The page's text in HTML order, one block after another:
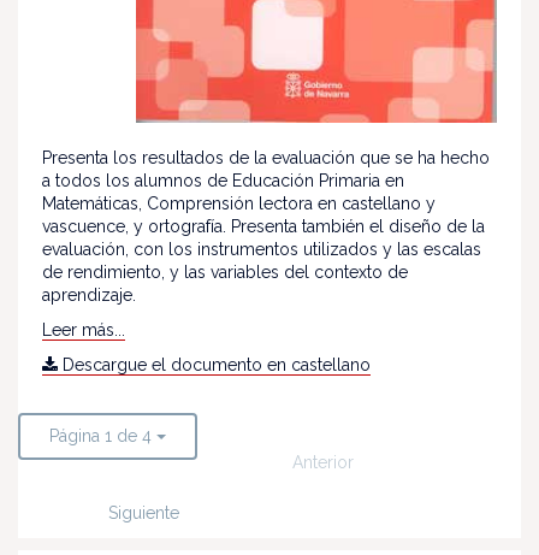
Presenta los resultados de la evaluación que se ha hecho
a todos los alumnos de Educación Primaria en
Matemáticas, Comprensión lectora en castellano y
vascuence, y ortografía. Presenta también el diseño de la
evaluación, con los instrumentos utilizados y las escalas
de rendimiento, y las variables del contexto de
aprendizaje.
Leer más...
Descargue el documento en castellano
Página 1 de 4
Anterior
Siguiente